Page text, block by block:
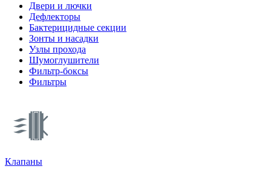
Двери и лючки
Дефлекторы
Бактерицидные секции
Зонты и насадки
Узлы прохода
Шумоглушители
Фильтр-боксы
Фильтры
Клапаны